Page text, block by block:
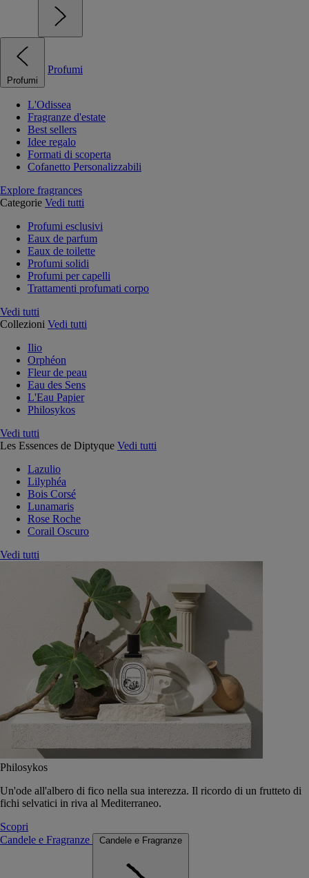
Profumi
Profumi
L'Odissea
Fragranze d'estate
Best sellers
Idee regalo
Formati di scoperta
Cofanetto Personalizzabili
Explore fragrances
Categorie Vedi tutti
Profumi esclusivi
Eaux de parfum
Eaux de toilette
Profumi solidi
Profumi per capelli
Trattamenti profumati corpo
Vedi tutti
Collezioni Vedi tutti
Ilio
Orphéon
Fleur de peau
Eau des Sens
L'Eau Papier
Philosykos
Vedi tutti
Les Essences de Diptyque Vedi tutti
Lazulio
Lilyphéa
Bois Corsé
Lunamaris
Rose Roche
Corail Oscuro
Vedi tutti
Philosykos
Un'ode all'albero di fico nella sua interezza. Il ricordo di un frutteto di
fichi selvatici in riva al Mediterraneo.
Scopri
Candele e Fragranze
Candele e Fragranze